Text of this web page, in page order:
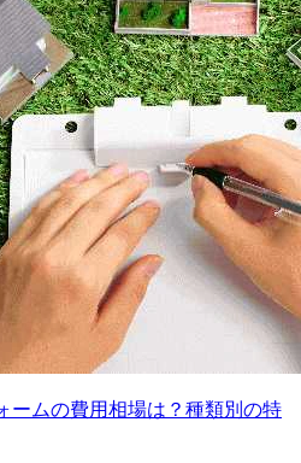
ームの費用相場は？種類別の特